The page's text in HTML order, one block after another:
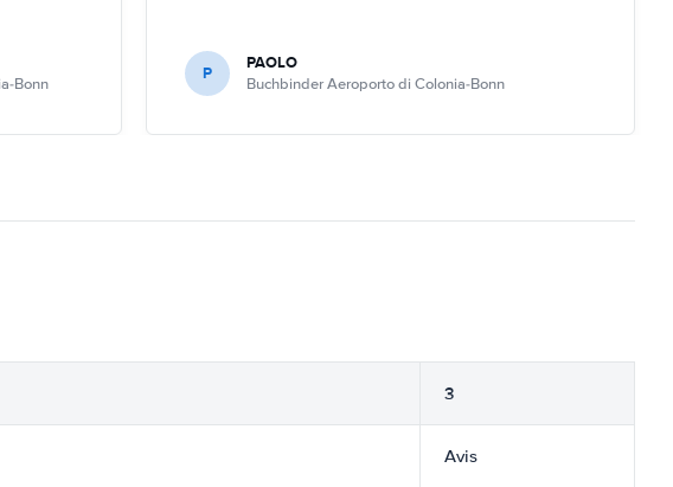
Bonn P PAOLO
Buchbinder Aeroporto di Colonia-Bonn
3
Avis